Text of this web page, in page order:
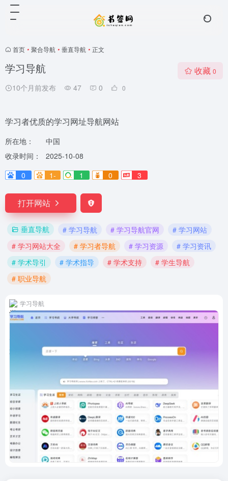
首页 • 聚合导航 • 垂直导航 • 正文
学习导航
10个月前发布 47 0 0
收藏 0
学习者优质的学习网址导航网站
所在地：
中国
收录时间：
2025-10-08
0
1- 1 0 3
打开网站
垂直导航 # 学习导航 # 学习导航官网
# 学习网站
# 学习网站大全
# 学习者导航 # 学习资源
# 学习资讯
# 学术导引
# 学术指导 # 学术支持
# 学生导航
# 职业导航
学习导航